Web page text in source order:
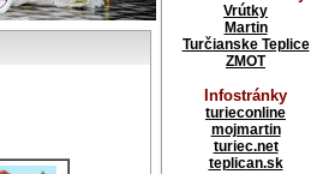
Vrútky
Martin
Turčianske Teplice
ZMOT
Infostránky
turieconline
mojmartin
turiec.net
teplican.sk